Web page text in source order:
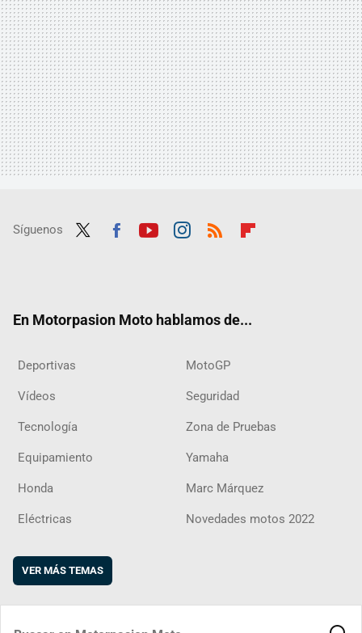
Síguenos
En Motorpasion Moto hablamos de...
Deportivas MotoGP
Vídeos Seguridad
Tecnología Zona de Pruebas
Equipamiento Yamaha
Honda Marc Márquez
Eléctricas Novedades motos 2022
VER MÁS TEMAS